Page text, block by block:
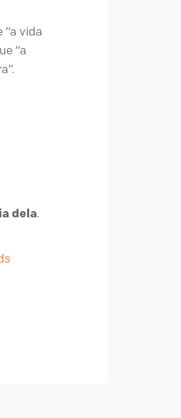
vida
“a
dela.